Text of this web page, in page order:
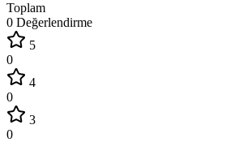
Toplam
0 Değerlendirme
5
0
4
0
3
0